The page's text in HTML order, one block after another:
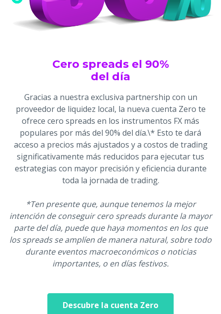
Cero spreads el 90%
del día
Gracias a nuestra exclusiva partnership con un
proveedor de liquidez local, la nueva cuenta Zero te
ofrece cero spreads en los instrumentos FX más
populares por más del 90% del día.\* Esto te dará
acceso a precios más ajustados y a costos de trading
significativamente más reducidos para ejecutar tus
estrategias con mayor precisión y eficiencia durante
toda la jornada de trading.
*Ten presente que, aunque tenemos la mejor
intención de conseguir cero spreads durante la mayor
parte del día, puede que haya momentos en los que
los spreads se amplíen de manera natural, sobre todo
durante eventos macroeconómicos o noticias
importantes, o en días festivos.
Descubre la cuenta Zero